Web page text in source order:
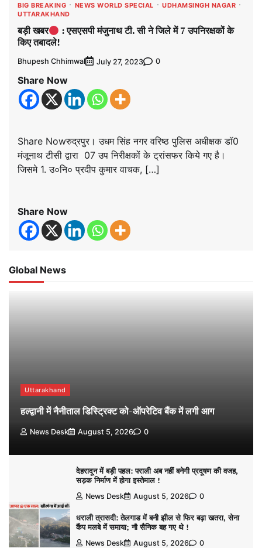
BIG BREAKING NEWS WORLD SPECIAL
UDHAMSINGH NAGAR
UTTARAKHAND
बड़ी खबर
: एसएसपी मंजुनाथ टी. सी ने जिले में 7 उपनिरक्षकों के
किए तबादले!
Bhupesh Chhimwal July 27, 2023 0
Share Now
Share Nowरुद्रपुर। उधम सिंह नगर वरिष्ठ पुलिस अधीक्षक डॉ0
मंजूनाथ टीसी द्वारा 07 उप निरीक्षकों के ट्रांसफर किये गए है।
जिसमे 1. उ०नि० प्रदीप कुमार वाचक, […]
Share Now
Global News
Uttarakhand
हल्द्वानी में नैनीताल डिस्ट्रिक्ट को-ऑपरेटिव बैंक में लगी आग
News Desk August 5, 2026 0
देहरादून में बड़ी पहल: पराली अब नहीं बनेगी प्रदूषण की वजह,
सड़क निर्माण में होगा इस्तेमाल !
News Desk August 5, 2026 0
धराली त्रासदी: तेलगाड में बनी झील से फिर बढ़ा खतरा, सेना
कैंप मलबे में समाया; नौ सैनिक बह गए थे !
News Desk August 5, 2026 0